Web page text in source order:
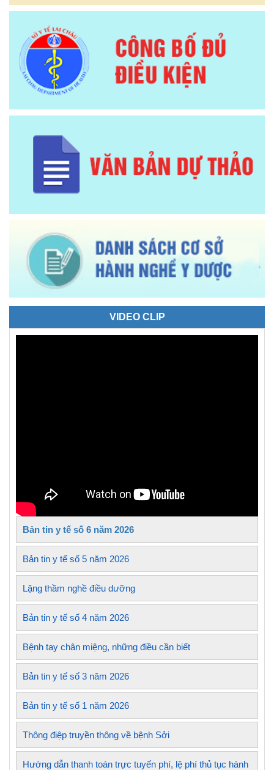
VIDEO CLIP
Bản tin y tế số 6 năm 2026
Bản tin y tế số 5 năm 2026
Lặng thầm nghề điều dưỡng
Bản tin y tế số 4 năm 2026
Bệnh tay chân miệng, những điều cần biết
Bản tin y tế số 3 năm 2026
Bản tin y tế số 1 năm 2026
Thông điệp truyền thông về bệnh Sởi
Hướng dẫn thanh toán trực tuyến phí, lệ phí thủ tục hành